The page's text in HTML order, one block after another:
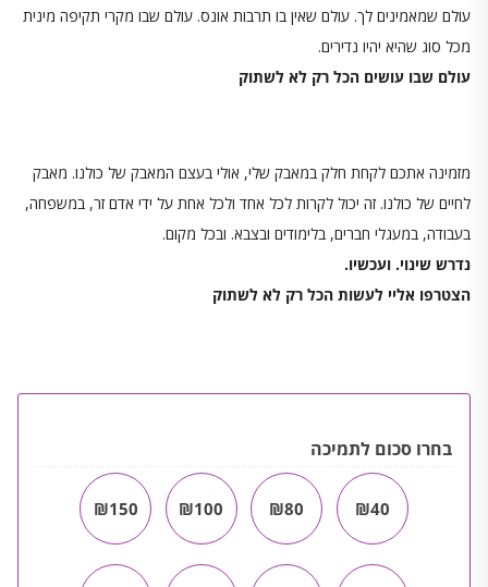
עולם שמאמינים לך. עולם שאין בו תרבות אונס. עולם שבו מקרי תקיפה מינית
מכל סוג שהיא יהיו נדירים.
עולם שבו עושים הכל רק לא לשתוק
מזמינה אתכם לקחת חלק במאבק שלי, אולי בעצם המאבק של כולנו. מאבק
לחיים של כולנו. זה יכול לקרות לכל אחד ולכל אחת על ידי אדם זר, במשפחה,
בעבודה, במעגלי חברים, בלימודים ובצבא. ובכל מקום.
נדרש שינוי. ועכשיו.
הצטרפו אליי לעשות הכל רק לא לשתוק
בחרו סכום לתמיכה
₪40
₪80
₪100
₪150